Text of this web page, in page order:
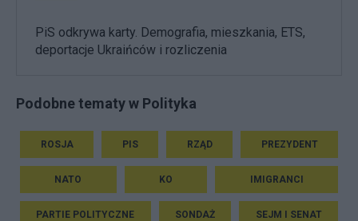
PiS odkrywa karty. Demografia, mieszkania, ETS,
deportacje Ukraińców i rozliczenia
Podobne tematy w Polityka
ROSJA PIS RZĄD PREZYDENT
NATO KO IMIGRANCI
PARTIE POLITYCZNE SONDAŻ SEJM I SENAT